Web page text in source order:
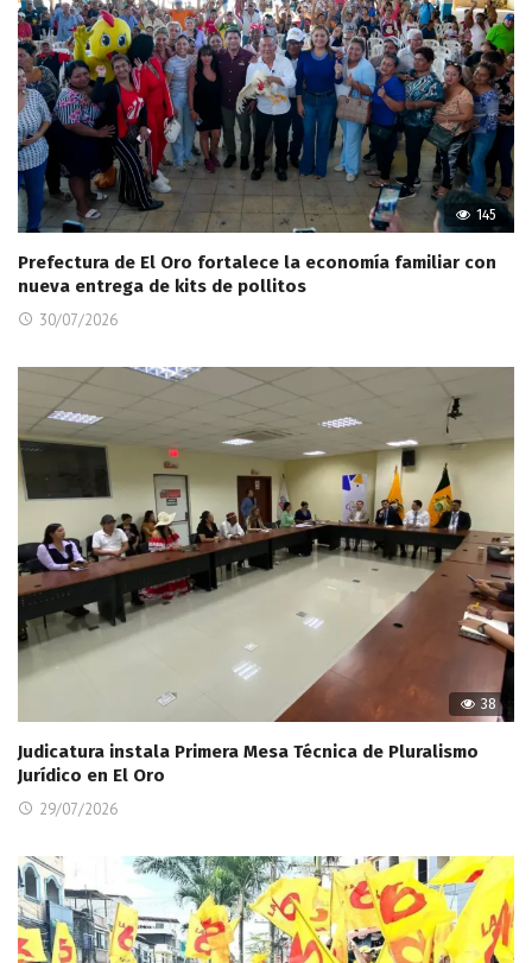
145
Prefectura de El Oro fortalece la economía familiar con
nueva entrega de kits de pollitos
30/07/2026
38
Judicatura instala Primera Mesa Técnica de Pluralismo
Jurídico en El Oro
29/07/2026